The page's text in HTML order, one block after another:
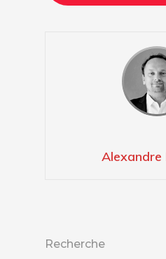
Alexandre
Recherche